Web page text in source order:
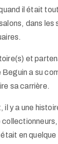
il était
dans les
et
a su
sa carrière.
y a une
en